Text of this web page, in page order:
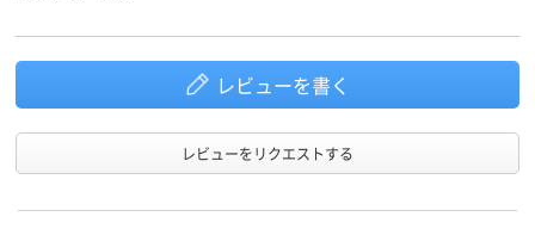
レビューを書く
レビューをリクエストする